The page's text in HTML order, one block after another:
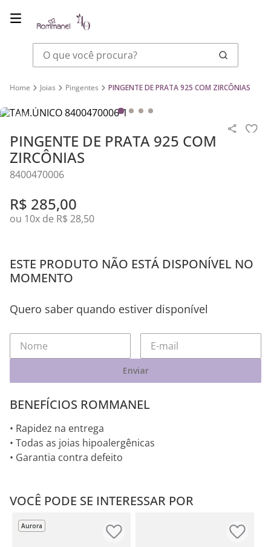
O que você procura?
Joias Pingentes PINGENTE DE PRATA 925 COM ZIRCÔNIAS
PINGENTE DE PRATA 925 COM
ZIRCÔNIAS
8400470006
R$ 285,00
ou 10x de R$ 28,50
ESTE PRODUTO NÃO ESTÁ DISPONÍVEL NO
MOMENTO
Quero saber quando estiver disponível
Enviar
BENEFÍCIOS ROMMANEL
• Rapidez na entrega
• Todas as joias hipoalergênicas
• Garantia contra defeito
VOCÊ PODE SE INTERESSAR POR
Aurora